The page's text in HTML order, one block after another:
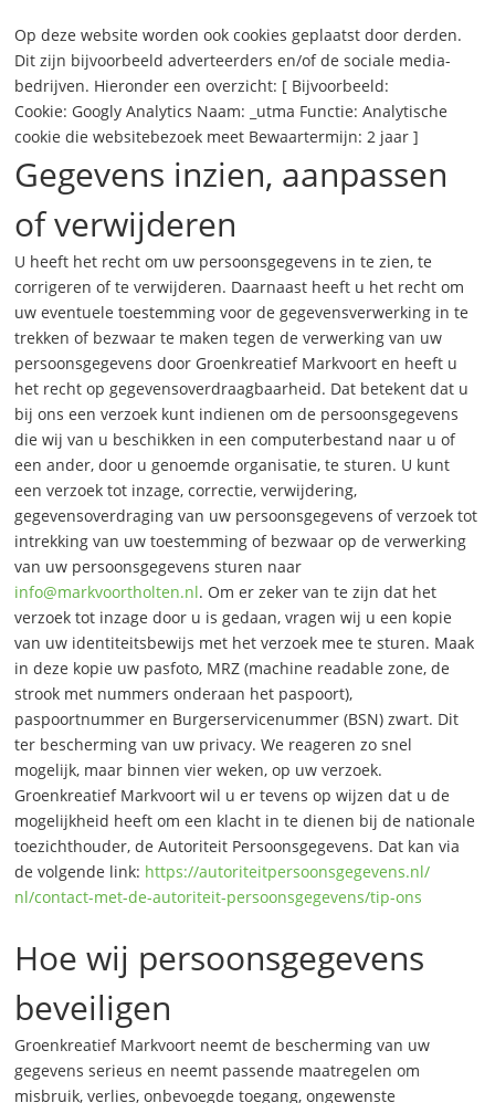
Op deze website worden ook cookies geplaatst door derden.
Dit zijn bijvoorbeeld adverteerders en/of de sociale media-
bedrijven. Hieronder een overzicht: [ Bijvoorbeeld:
Cookie: Googly Analytics Naam: _utma Functie: Analytische
cookie die websitebezoek meet Bewaartermijn: 2 jaar ]
Gegevens inzien, aanpassen
of verwijderen
U heeft het recht om uw persoonsgegevens in te zien, te
corrigeren of te verwijderen. Daarnaast heeft u het recht om
uw eventuele toestemming voor de gegevensverwerking in te
trekken of bezwaar te maken tegen de verwerking van uw
persoonsgegevens door Groenkreatief Markvoort en heeft u
het recht op gegevensoverdraagbaarheid. Dat betekent dat u
bij ons een verzoek kunt indienen om de persoonsgegevens
die wij van u beschikken in een computerbestand naar u of
een ander, door u genoemde organisatie, te sturen. U kunt
een verzoek tot inzage, correctie, verwijdering,
gegevensoverdraging van uw persoonsgegevens of verzoek tot
intrekking van uw toestemming of bezwaar op de verwerking
van uw persoonsgegevens sturen naar
info@markvoortholten.nl. Om er zeker van te zijn dat het
verzoek tot inzage door u is gedaan, vragen wij u een kopie
van uw identiteitsbewijs met het verzoek mee te sturen. Maak
in deze kopie uw pasfoto, MRZ (machine readable zone, de
strook met nummers onderaan het paspoort),
paspoortnummer en Burgerservicenummer (BSN) zwart. Dit
ter bescherming van uw privacy. We reageren zo snel
mogelijk, maar binnen vier weken, op uw verzoek.
Groenkreatief Markvoort wil u er tevens op wijzen dat u de
mogelijkheid heeft om een klacht in te dienen bij de nationale
toezichthouder, de Autoriteit Persoonsgegevens. Dat kan via
de volgende link: https://autoriteitpersoonsgegevens.nl/
nl/contact-met-de-autoriteit-persoonsgegevens/tip-ons
Hoe wij persoonsgegevens
beveiligen
Groenkreatief Markvoort neemt de bescherming van uw
gegevens serieus en neemt passende maatregelen om
misbruik, verlies, onbevoegde toegang, ongewenste